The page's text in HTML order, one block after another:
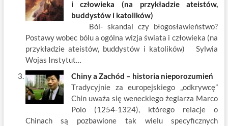
i człowieka (na przykładzie ateistów,
buddystów i katolików)
Ból- skandal czy błogosławieństwo?
Postawy wobec bólu a ogólna wizja świata i człowieka (na
przykładzie ateistów, buddystów i katolików) Sylwia
Wojas Instytut…
Chiny a Zachód – historia nieporozumień
Tradycyjnie za europejskiego „odkrywcę”
Chin uważa się weneckiego żeglarza Marco
Polo (1254-1324), którego relacje o
Chinach są pozbawione tak wielu specyficznych